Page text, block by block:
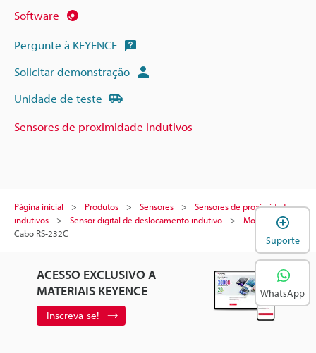
Software
Pergunte à KEYENCE
Solicitar demonstração
Unidade de teste
Sensores de proximidade indutivos
Página inicial Produtos Sensores
Sensores de proximidade
indutivos
Sensor digital de deslocamento indutivo
Modelos
Cabo RS-232C
ACESSO EXCLUSIVO A
MATERIAIS KEYENCE
Inscreva-se!
Suporte
WhatsApp